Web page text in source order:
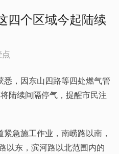
四个区域今起陆续
，因东山四路等四处燃气管
陆续间隔停气，提醒市民注
急施工作业，南崂路以南，
以东，滨河路以北范围内的